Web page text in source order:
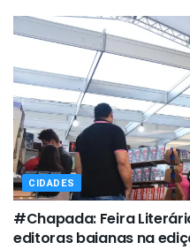
CIDADES
#Chapada: Feira
editoras baianas na